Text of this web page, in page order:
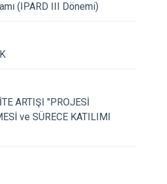
TÜBİTAK Bilim Fuarı
(IPARD III Dönemi)
ARTIŞI "PROJESİ
ve SÜRECE KATILIMI